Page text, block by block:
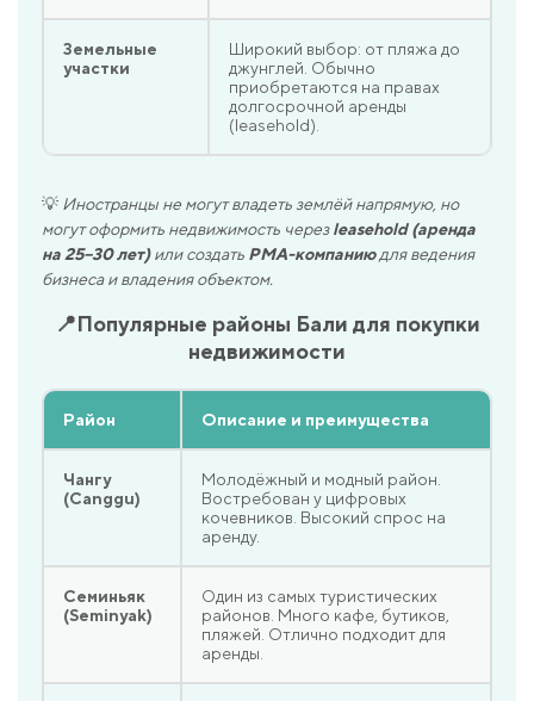
Земельные
участки
Широкий выбор: от пляжа до
джунглей. Обычно
приобретаются на правах
долгосрочной аренды
(leasehold).
💡 Иностранцы не могут владеть землёй напрямую, но
могут оформить недвижимость черезleasehold (аренда
на 25–30 лет)или создать PMA-компаниюдля ведения
бизнеса и владения объектом.
📍Популярные районы Бали для покупки
недвижимости
Район Описание и преимущества
Чангу
(Canggu)
Молодёжный и модный район.
Востребован у цифровых
кочевников. Высокий спрос на
аренду.
Семиньяк
(Seminyak)
Один из самых туристических
районов. Много кафе, бутиков,
пляжей. Отлично подходит для
аренды.